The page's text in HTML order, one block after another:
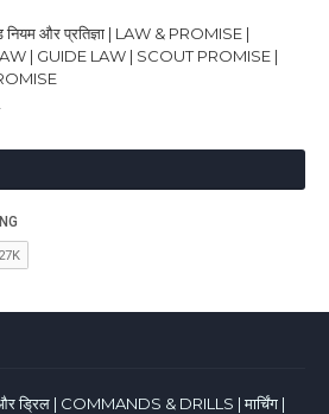
नियम और प्रतिज्ञा | LAW & PROMISE |
| GUIDE LAW | SCOUT PROMISE |
ड्रिल | COMMANDS & DRILLS | मार्चिंग |